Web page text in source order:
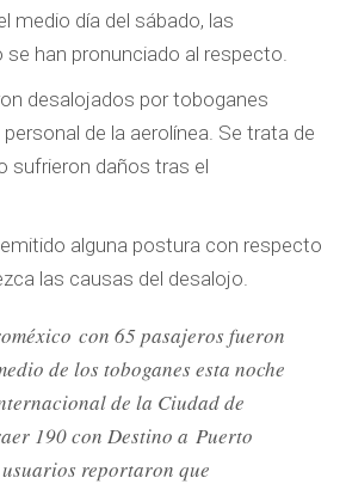
medio día del sábado, las
han pronunciado al respecto.
desalojados por toboganes
de la aerolínea. Se trata de
sufrieron daños tras el
alguna postura con respecto
las causas del desalojo.
con 65 pasajeros fueron
de los toboganes esta noche
de la Ciudad de
190 con Destino a Puerto
reportaron que